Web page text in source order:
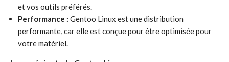
et vos outils préférés.
Performance : Gentoo Linux est une distribution
performante, car elle est conçue pour être optimisée pour
votre matériel.